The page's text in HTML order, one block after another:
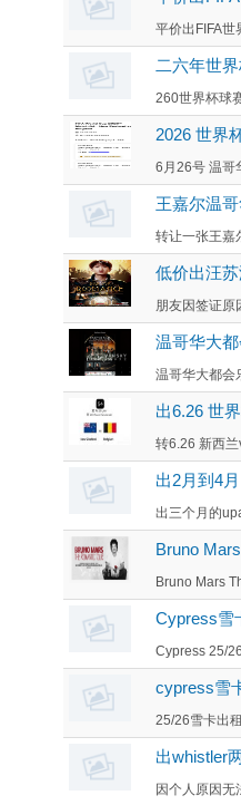
平价出FIFA世
二六年世
260世界杯球
2026 世界
6月26号 温哥
王嘉尔温
转让一张王嘉
低价出汪
朋友因签证原
温哥华大
温哥华大都会
出6.26 世
转6.26 新西兰
出2月到4
出三个月的
Bruno
Bruno Mars
Cypress雪
Cypress 25/
cypress雪
25/26雪卡出
出whistler
因个人原因无